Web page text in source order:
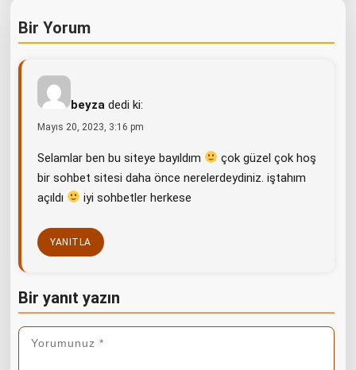
Bir Yorum
beyza dedi ki:
Mayıs 20, 2023, 3:16 pm
Selamlar ben bu siteye bayıldım
çok güzel çok hoş
bir sohbet sitesi daha önce nerelerdeydiniz. iştahım
açıldı
iyi sohbetler herkese
YANITLA
Bir yanıt yazın